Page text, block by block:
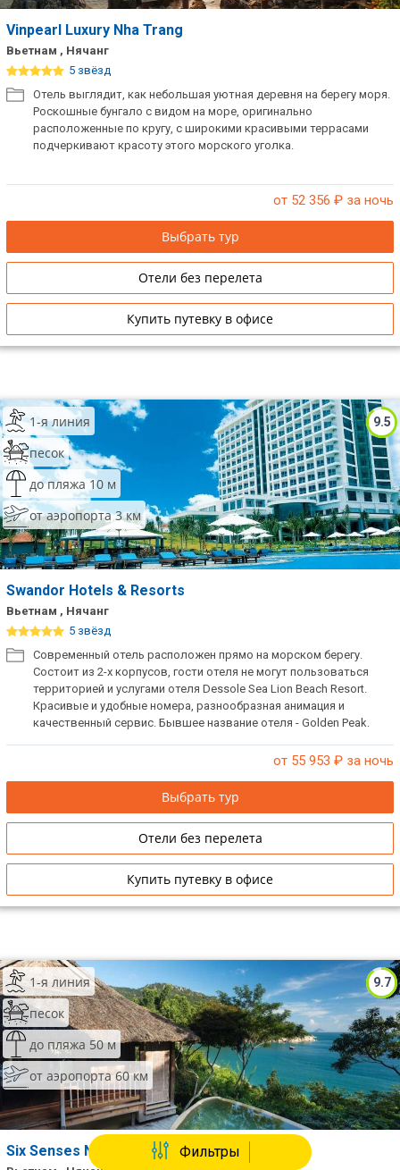
Vinpearl Luxury Nha Trang
Вьетнам , Нячанг
5 звёзд
Отель выглядит, как небольшая уютная деревня на берегу моря.
Роскошные бунгало с видом на море, оригинально
расположенные по кругу, с широкими красивыми террасами
подчеркивают красоту этого морского уголка.
от 52 356 ₽ за ночь
Выбрать тур
Отели без перелета
Купить путевку в офисе
9.5
1-я линия
песок
до пляжа 10 м
от аэропорта 3 км
Swandor Hotels & Resorts
Вьетнам , Нячанг
5 звёзд
Современный отель расположен прямо на морском берегу.
Состоит из 2-х корпусов, гости отеля не могут пользоваться
территорией и услугами отеля Dessole Sea Lion Beach Resort.
Красивые и удобные номера, разнообразная анимация и
качественный сервис. Бывшее название отеля - Golden Peak.
от 55 953 ₽ за ночь
Выбрать тур
Отели без перелета
Купить путевку в офисе
9.7
1-я линия
песок
до пляжа 50 м
от аэропорта 60 км
Six Senses Ninh Van Bay Фильтры